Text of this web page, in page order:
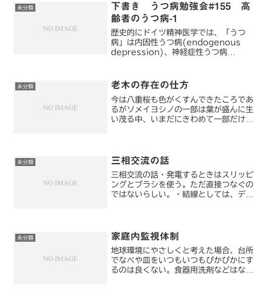
未分類
下書き うつ病勉強会#155 高
齢者のうつ病-1
歴史的にドイツ精神医学では、「うつ
病」は内因性うつ病(endogenous
depression)、神経症性うつ病
区別されていた。...
未分類 老木の存在の仕方
今は八重桜も色がくすんできたころであ
るがソメイヨシノの一部は葉が盛んに生
い茂る中、いまだにきわめて一部だけに
咲かせ、実を実らせる。人...
未分類 三相交流の話
三相交流の話・発電するときはスリッピ
ングとブラシを使う。ただ直接つなぐの
ではないらしい。・結線としては、デル
デルタ（Y－Δ）変換...
未分類 家庭内監視体制
地球環境にやさしくと考えた場合、台所
でなべや皿をいつもいつもぴかぴかにす
るのは良くない。食器用洗剤などはなる